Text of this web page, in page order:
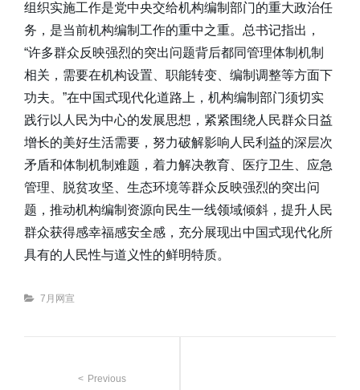
组织实施工作是党中央交给机构编制部门的重大政治任
务，是当前机构编制工作的重中之重。总书记指出，
“许多群众反映强烈的突出问题背后都同管理体制机制
相关，需要在机构设置、职能转变、编制调整等方面下
功夫。”在中国式现代化道路上，机构编制部门须切实
践行以人民为中心的发展思想，紧紧围绕人民群众日益
增长的美好生活需要，努力破解影响人民利益的深层次
矛盾和体制机制难题，着力解决教育、医疗卫生、应急
管理、脱贫攻坚、生态环境等群众反映强烈的突出问
题，推动机构编制资源向民生一线领域倾斜，提升人民
群众获得感幸福感安全感，充分展现出中国式现代化所
具有的人民性与道义性的鲜明特质。
Categories
7月网宣
Previous